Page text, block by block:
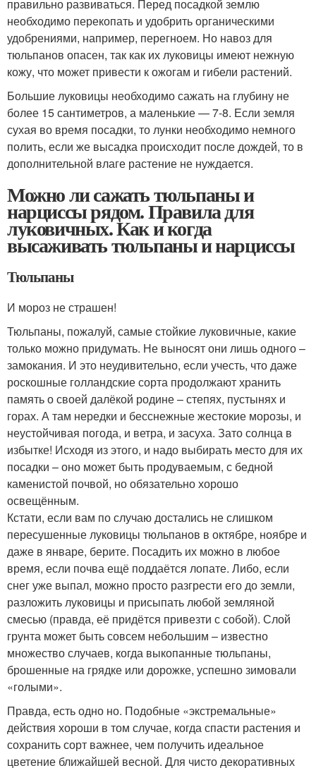
правильно развиваться. Перед посадкой землю
необходимо перекопать и удобрить органическими
удобрениями, например, перегноем. Но навоз для
тюльпанов опасен, так как их луковицы имеют нежную
кожу, что может привести к ожогам и гибели растений.
Большие луковицы необходимо сажать на глубину не
более 15 сантиметров, а маленькие — 7-8. Если земля
сухая во время посадки, то лунки необходимо немного
полить, если же высадка происходит после дождей, то в
дополнительной влаге растение не нуждается.
Можно ли сажать тюльпаны и
нарциссы рядом. Правила для
луковичных. Как и когда
высаживать тюльпаны и нарциссы
Тюльпаны
И мороз не страшен!
Тюльпаны, пожалуй, самые стойкие луковичные, какие
только можно придумать. Не выносят они лишь одного –
замокания. И это неудивительно, если учесть, что даже
роскошные голландские сорта продолжают хранить
память о своей далёкой родине – степях, пустынях и
горах. А там нередки и бесснежные жестокие морозы, и
неустойчивая погода, и ветра, и засуха. Зато солнца в
избытке! Исходя из этого, и надо выбирать место для их
посадки – оно может быть продуваемым, с бедной
каменистой почвой, но обязательно хорошо
освещённым.
Кстати, если вам по случаю достались не слишком
пересушенные луковицы тюльпанов в октябре, ноябре и
даже в январе, берите. Посадить их можно в любое
время, если почва ещё поддаётся лопате. Либо, если
снег уже выпал, можно просто разгрести его до земли,
разложить луковицы и присыпать любой земляной
смесью (правда, её придётся привезти с собой). Слой
грунта может быть совсем небольшим – известно
множество случаев, когда выкопанные тюльпаны,
брошенные на грядке или дорожке, успешно зимовали
«голыми».
Правда, есть одно но. Подобные «экстремальные»
действия хороши в том случае, когда спасти растения и
сохранить сорт важнее, чем получить идеальное
цветение ближайшей весной. Для чисто декоративных